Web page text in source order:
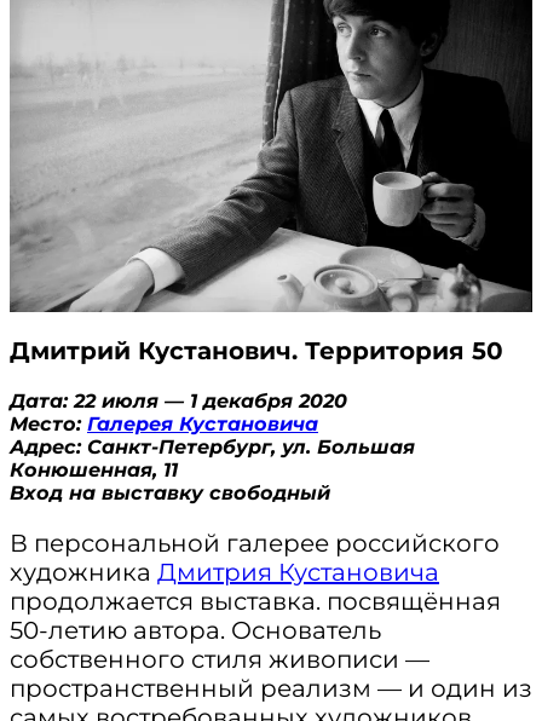
Дмитрий Кустанович. Территория 50
Дата: 22 июля — 1 декабря 2020
Место: Галерея Кустановича
Адрес: Санкт-Петербург, ул. Большая
Конюшенная, 11
Вход на выставку свободный
В персональной галерее российского
художника Дмитрия Кустановича
продолжается выставка. посвящённая
50-летию автора. Основатель
собственного стиля живописи —
пространственный реализм — и один из